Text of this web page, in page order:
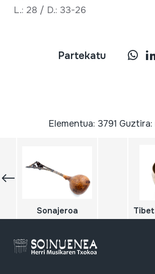
L.: 28 / D.: 33-26
Partekatu
Elementua: 3791 Guztira:
Sonajeroa